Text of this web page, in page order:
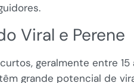
Viral e Perene
geralmente entre
grande potencial de